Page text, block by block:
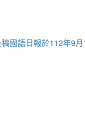
國語日報於112年9